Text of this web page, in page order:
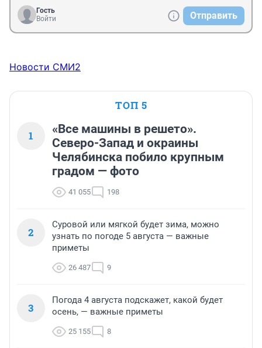
ожидаются? Если б ваш мифический диетолог так
свои курсы продавала, на ее бы уже жалобу в фас
написали ибо реклама недобросовестная. Ну хоть
Гость
Войти
Отправить
Новости СМИ2
ТОП 5
1
«Все машины в решето».
Северо-Запад и окраины
Челябинска побило крупным
градом — фото
41 055 198
2
Суровой или мягкой будет зима, можно
узнать по погоде 5 августа — важные
приметы
26 487 9
3
Погода 4 августа подскажет, какой будет
осень, — важные приметы
25 155 8